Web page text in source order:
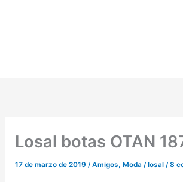
Losal botas OTAN
17 de marzo de 2019/Amigos, Moda / losal /8